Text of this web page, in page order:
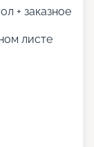
+ заказное
листе